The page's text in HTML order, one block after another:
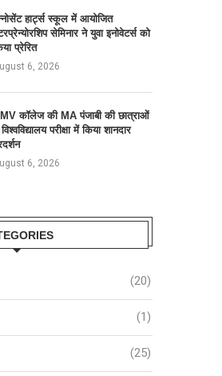
हार्ट्स स्कूल में आयोजित
सेमिनार ने युवा इनोवेटर्स को
प्रेरित
6, 2026
कॉलेज की MA पंजाबी की छात्राओं
परीक्षा में किया शानदार
6, 2026
(20)
(1)
(25)